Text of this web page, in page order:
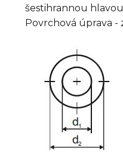
šestihrannou
Povrchová úprava -